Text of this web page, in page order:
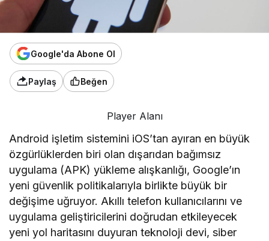
Google'da Abone Ol
Paylaş Beğen
Player Alanı
Android işletim sistemini iOS’tan ayıran en büyük
özgürlüklerden biri olan dışarıdan bağımsız
uygulama (APK) yükleme alışkanlığı, Google’ın
yeni güvenlik politikalarıyla birlikte büyük bir
değişime uğruyor. Akıllı telefon kullanıcılarını ve
uygulama geliştiricilerini doğrudan etkileyecek
yeni yol haritasını duyuran teknoloji devi, siber